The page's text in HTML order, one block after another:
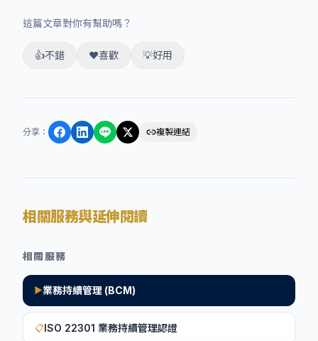
這篇文章對你有幫助嗎？
👍不錯 ❤️喜歡 💡好用
分享 ： 複製連結
相關服務與延伸閱讀
相關服務
▶業務持續管理 (BCM)
📋ISO 22301 業務持續管理認證